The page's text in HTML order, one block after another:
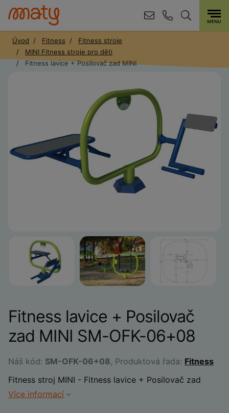
Úvod Fitness
Fitness stroje
MINI Fitness stroje pro děti
Fitness lavice + Posilovač zad MINI
Fitness lavice + Posilovač
zad MINI SM-OFK-06+08
Náš kód: SM-OFK-06+08, Produktová řada: Fitness
Fitness stroj MINI - Fitness lavice + Posilovač zad
Více informací